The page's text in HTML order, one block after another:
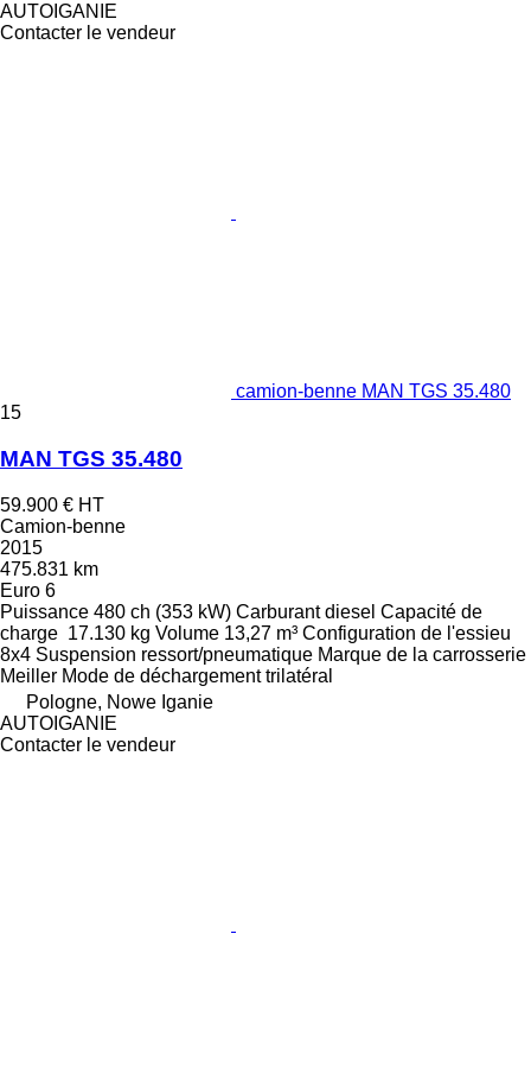
AUTOIGANIE
Contacter le vendeur
camion-benne MAN TGS 35.480
15
MAN TGS 35.480
59.900 € HT
Camion-benne
2015
475.831 km
Euro 6
Puissance 480 ch (353 kW) Carburant diesel Capacité de
charge 17.130 kg Volume 13,27 m³ Configuration de l'essieu
8x4 Suspension ressort/pneumatique Marque de la carrosserie
Meiller Mode de déchargement trilatéral
Pologne, Nowe Iganie
AUTOIGANIE
Contacter le vendeur